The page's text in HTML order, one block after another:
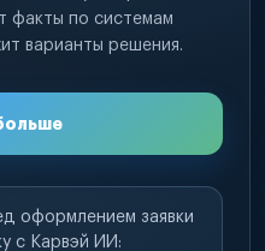
факты по системам
варианты решения.
оформлением заявки
с Карвэй ИИ: